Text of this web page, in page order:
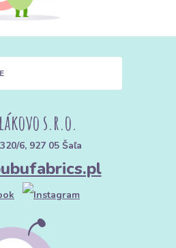
s.r.o.
6, 927 05 Šaľa